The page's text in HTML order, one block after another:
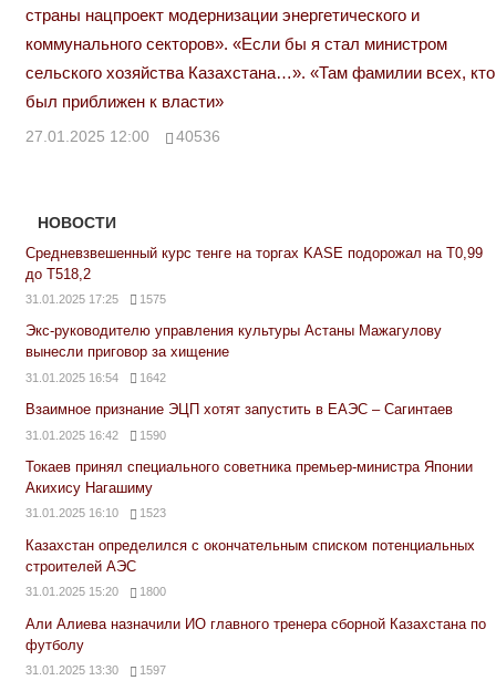
страны нацпроект модернизации энергетического и
коммунального секторов». «Если бы я стал министром
сельского хозяйства Казахстана…». «Там фамилии всех, кто
был приближен к власти»
27.01.2025 12:00 40536
НОВОСТИ
Средневзвешенный курс тенге на торгах KASE подорожал на Т0,99
до Т518,2
31.01.2025 17:25 1575
Экс-руководителю управления культуры Астаны Мажагулову
вынесли приговор за хищение
31.01.2025 16:54 1642
Взаимное признание ЭЦП хотят запустить в ЕАЭС – Сагинтаев
31.01.2025 16:42 1590
Токаев принял специального советника премьер-министра Японии
Акихису Нагашиму
31.01.2025 16:10 1523
Казахстан определился с окончательным списком потенциальных
строителей АЭС
31.01.2025 15:20 1800
Али Алиева назначили ИО главного тренера сборной Казахстана по
футболу
31.01.2025 13:30 1597